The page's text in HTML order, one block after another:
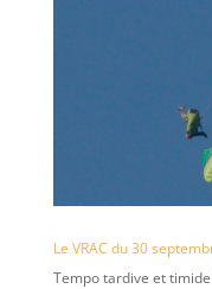
Le VRAC du 30
Tempo tardive et